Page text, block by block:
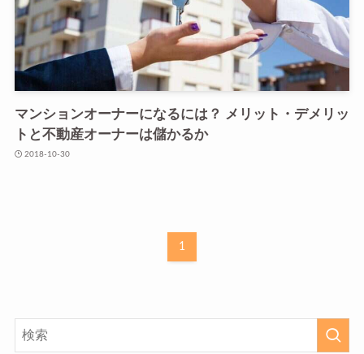
マンションオーナーになるには？ メリット・デメリッ
トと不動産オーナーは儲かるか
2018-10-30
1